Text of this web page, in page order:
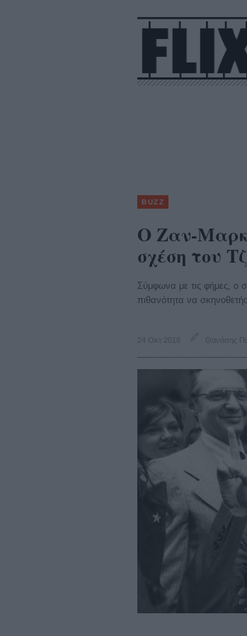
BUZZ
Ο Ζαν-Μαρκ
σχέση του
Σύμφωνα με τις φήμες, ο
πιθανότητα να
24 Οκτ 2018 Θανάσης